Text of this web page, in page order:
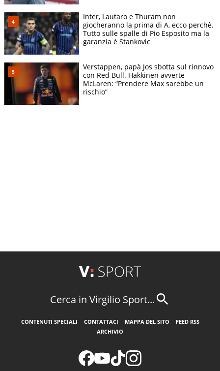
Inter, Lautaro e Thuram non
giocheranno la prima di A, ecco perchè.
Tutto sulle spalle di Pio Esposito ma la
garanzia è Stankovic
Verstappen, papà Jos sbotta sul rinnovo
con Red Bull. Hakkinen avverte
McLaren: “Prendere Max sarebbe un
rischio”
Cerca in Virgilio Sport...
CONTENUTI SPECIALI CONTATTACI MAPPA DEL SITO
FEED RSS
ARCHIVIO